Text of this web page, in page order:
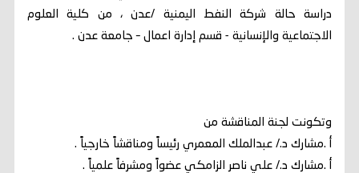
دراسة حالة شركة النفط اليمنية /عدن ، من كلية العلوم
الاجتماعية والإنسانية - قسم إدارة اعمال – جامعة عدن .
وتكونت لجنة المناقشة من
أ .مشارك د./ عبدالملك المعمري رئيساً ومناقشاً خارجياً .
أ .مشارك د./ علي ناصر الزامكي عضواً ومشرفاً علمياً .